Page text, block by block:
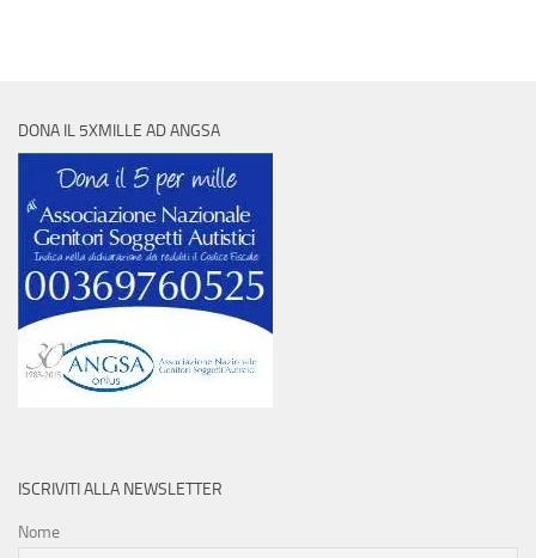
DONA IL 5XMILLE AD ANGSA
ISCRIVITI ALLA NEWSLETTER
Nome